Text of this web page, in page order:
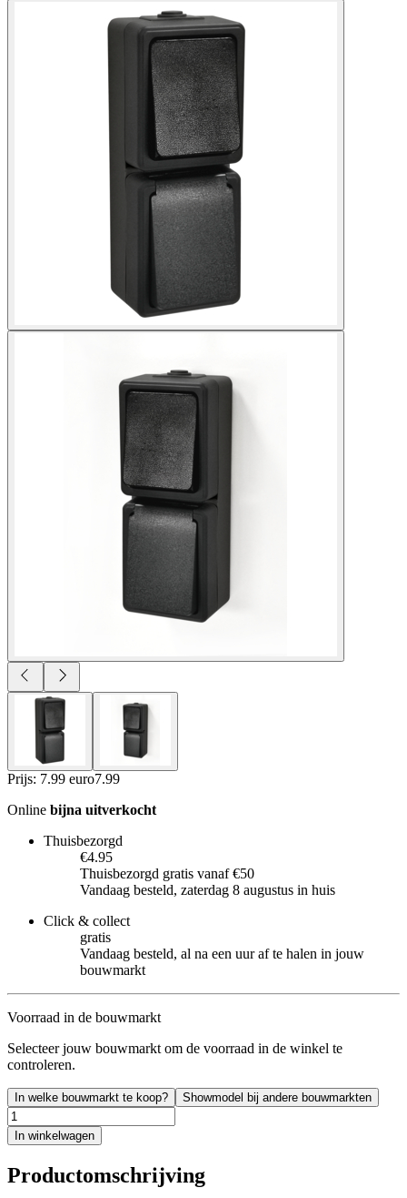
Prijs: 7.99 euro7.99
Online bijna uitverkocht
Thuisbezorgd
€4.95
Thuisbezorgd gratis vanaf €50
Vandaag besteld, zaterdag 8 augustus in huis
Click & collect
gratis
Vandaag besteld, al na een uur af te halen in jouw
bouwmarkt
Voorraad in de bouwmarkt
Selecteer jouw bouwmarkt om de voorraad in de winkel te
controleren.
In welke bouwmarkt te koop? Showmodel bij andere bouwmarkten
In winkelwagen
Productomschrijving